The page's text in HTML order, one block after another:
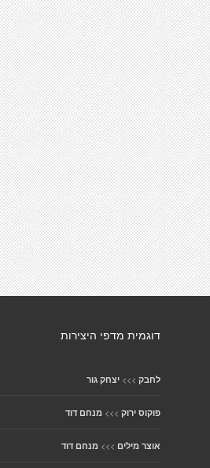
דוגמית מדפי היצירות
לחבק >>> יצחק גור
פוקוס ירוק >>> מנחם דוד
אוצר מילים >>> מנחם דוד